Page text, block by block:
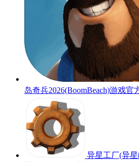
岛奇兵2026(BoomBeach)游戏官
异星工厂(异